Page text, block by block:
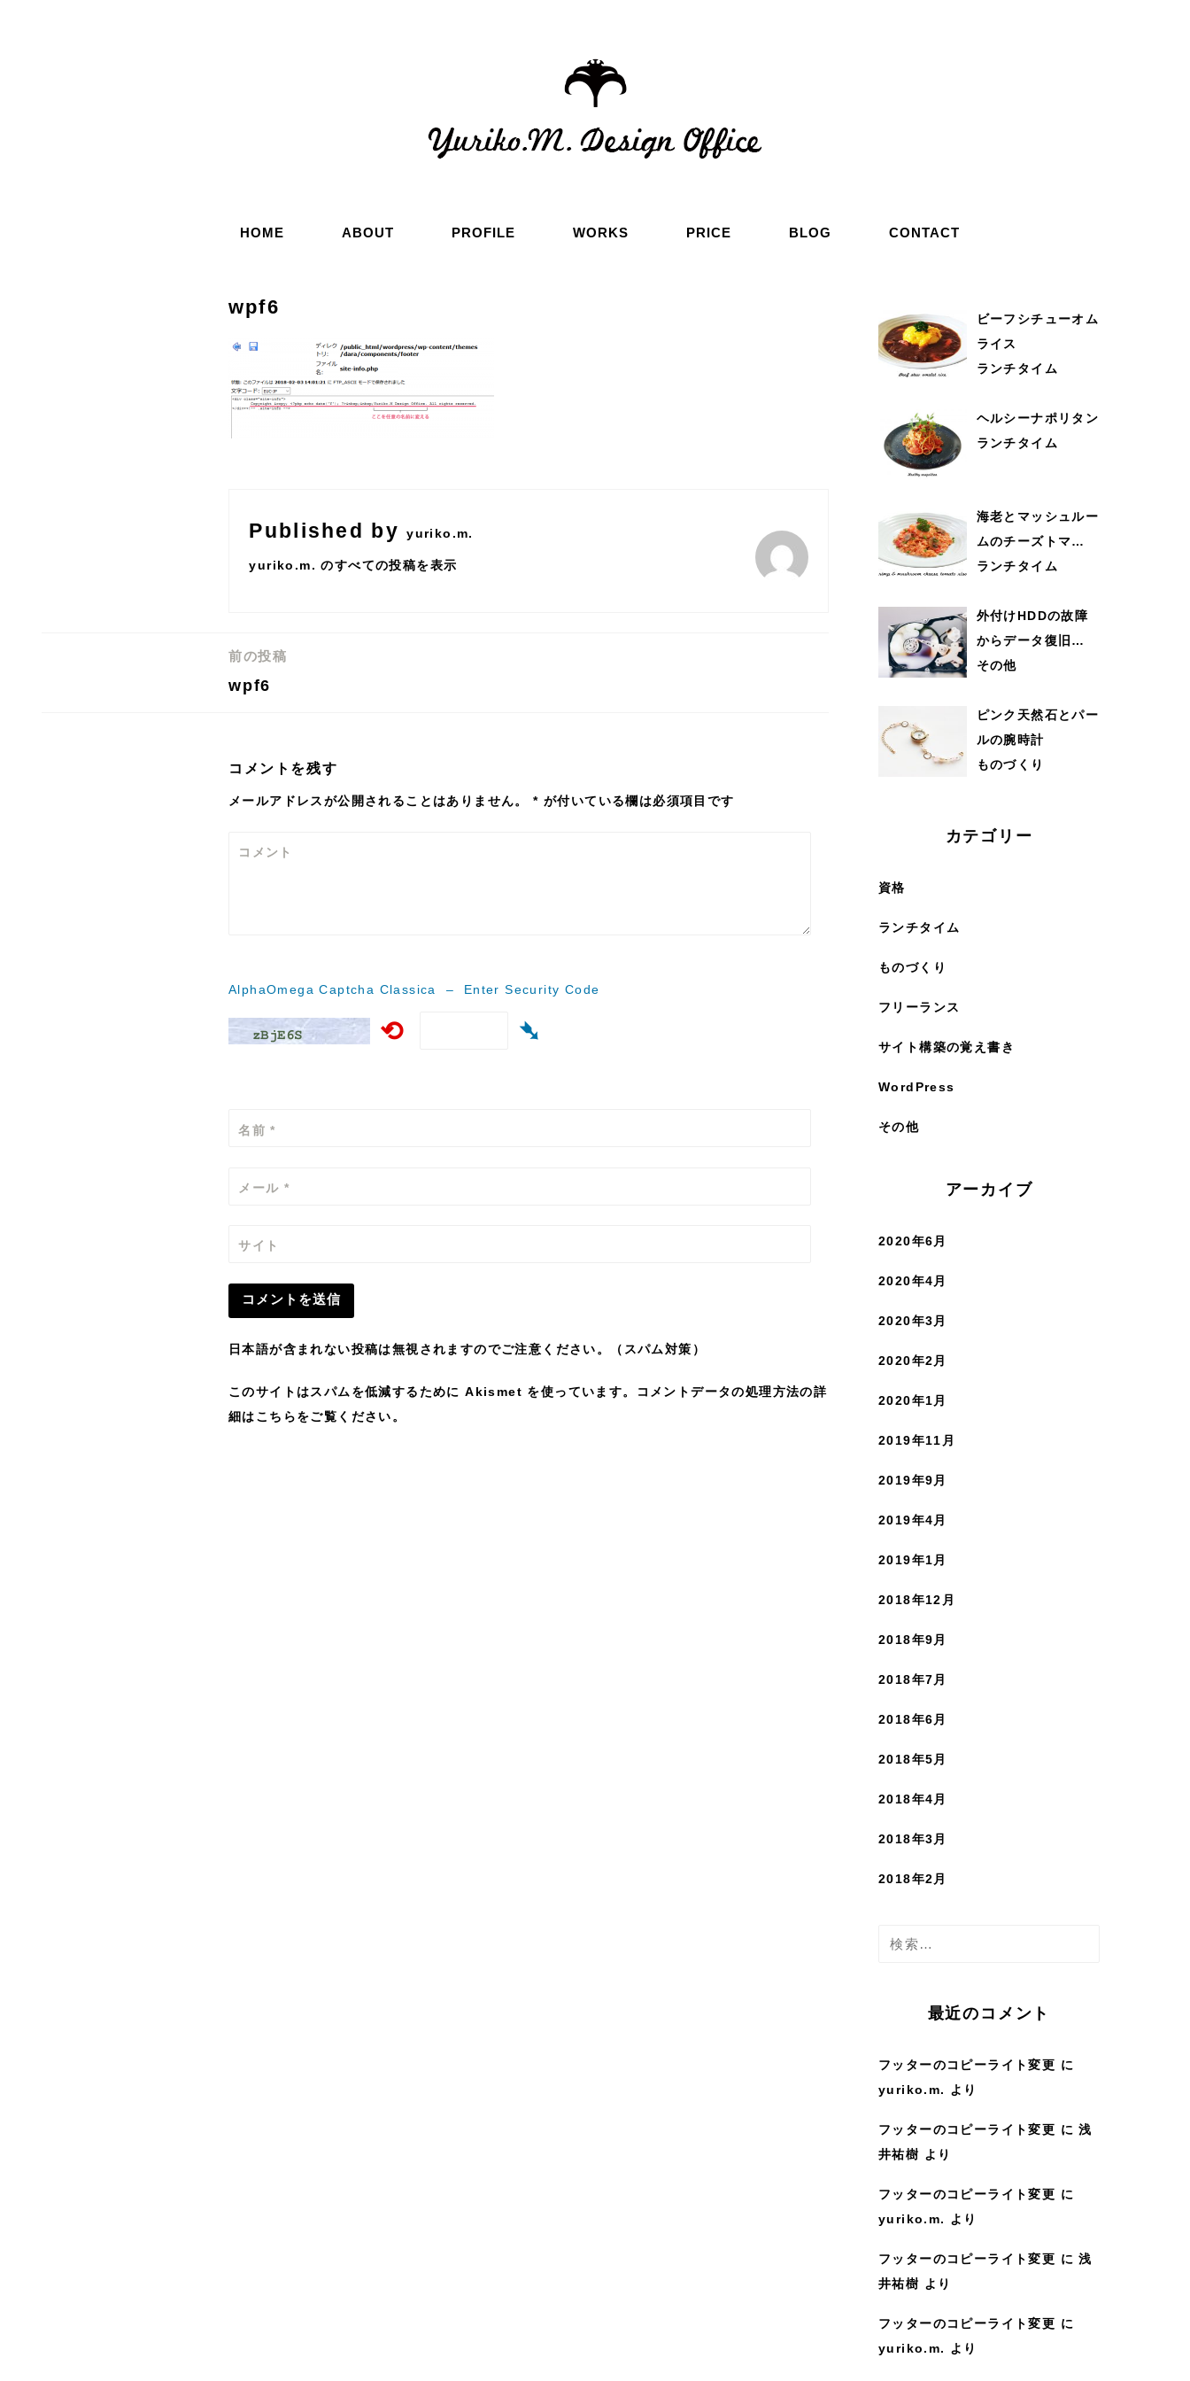
HOME ABOUT PROFILE WORKS PRICE BLOG CONTACT
wpf6
Published byyuriko.m.
yuriko.m. のすべての投稿を表示
前の投稿
wpf6
コメントを残す
メールアドレスが公開されることはありません。 * が付いている欄は必須項目です
コメント
AlphaOmega Captcha Classica – Enter Security Code
⟲ ➴
名前*
メール *
サイト
日本語が含まれない投稿は無視されますのでご注意ください。（スパム対策）
このサイトはスパムを低減するために Akismet を使っています。
コメントデータの処理方法の詳
細はこちらをご覧ください。
ビーフシチューオム
ライス
ランチタイム
ヘルシーナポリタン
ランチタイム
海老とマッシュルー
ムのチーズトマ…
ランチタイム
外付けHDDの故障
からデータ復旧…
その他
ピンク天然石とパー
ルの腕時計
ものづくり
カテゴリー
資格
ランチタイム
ものづくり
フリーランス
サイト構築の覚え書き
WordPress
その他
アーカイブ
2020年6月
2020年4月
2020年3月
2020年2月
2020年1月
2019年11月
2019年9月
2019年4月
2019年1月
2018年12月
2018年9月
2018年7月
2018年6月
2018年5月
2018年4月
2018年3月
2018年2月
検
最近のコメント
フッターのコピーライト変更 に
yuriko.m.
より
フッターのコピーライト変更 に浅
井祐樹 より
フッターのコピーライト変更 に
yuriko.m.
より
フッターのコピーライト変更 に浅
井祐樹 より
フッターのコピーライト変更 に
yuriko.m.
より